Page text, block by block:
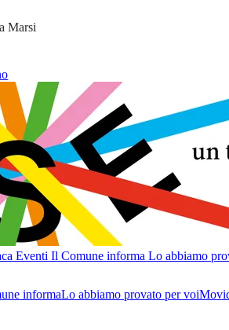
Marsi
Eventi Il Comune informa Lo abbiamo
informaLo abbiamo provato per voi